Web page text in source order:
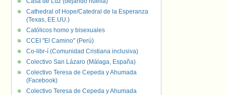
Cathedral of Hope/Catedral de la Esperanza
(Texas, EE.UU.)
Católicos homo y bisexuales
CCEI "El Camino" (Perú)
Co-libr-í (Comunidad Cristiana inclusiva)
Colectivo San Lázaro (Málaga, España)
Colectivo Teresa de Cepeda y Ahumada
(Facebook)
Colectivo Teresa de Cepeda y Ahumada